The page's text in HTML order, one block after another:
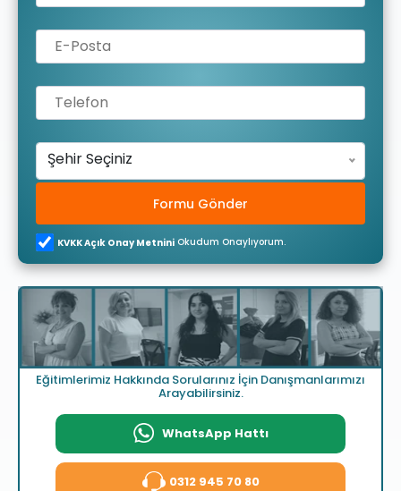
Şehir Seçiniz
Formu Gönder
KVKK Açık Onay Metnini Okudum Onaylıyorum.
Eğitimlerimiz Hakkında Sorularınız İçin Danışmanlarımızı
Arayabilirsiniz.
WhatsApp Hattı
0312 945 70 80